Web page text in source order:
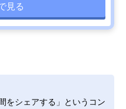
見る
をシェアする」というコン